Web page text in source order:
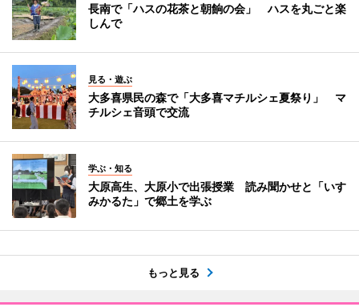
長南で「ハスの花茶と朝餉の会」 ハスを丸ごと楽
しんで
見る・遊ぶ
大多喜県民の森で「大多喜マチルシェ夏祭り」 マ
チルシェ音頭で交流
学ぶ・知る
大原高生、大原小で出張授業 読み聞かせと「いす
みかるた」で郷土を学ぶ
もっと見る